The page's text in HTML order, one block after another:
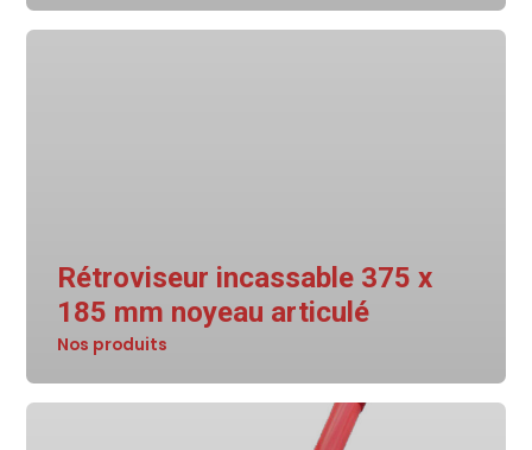
Rétroviseur incassable 375 x
185 mm noyeau articulé
Nos produits